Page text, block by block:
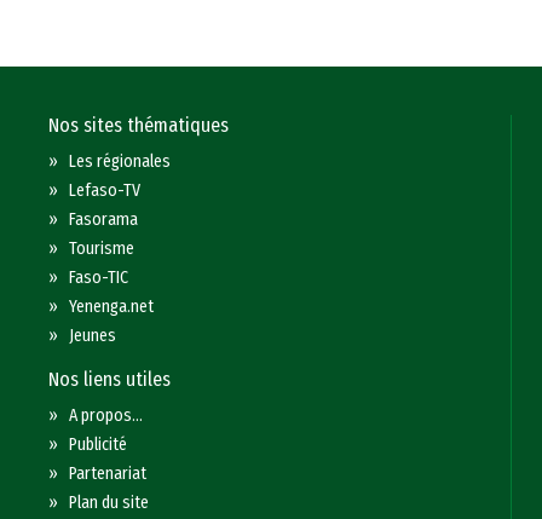
Nos sites thématiques
»Les régionales
»Lefaso-TV
»Fasorama
»Tourisme
»Faso-TIC
»Yenenga.net
» Jeunes
Nos liens utiles
»A propos...
»Publicité
»Partenariat
»Plan du site